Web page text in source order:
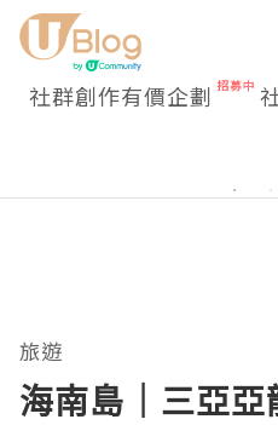
社群創作有價企劃
旅遊
海南島｜三亞